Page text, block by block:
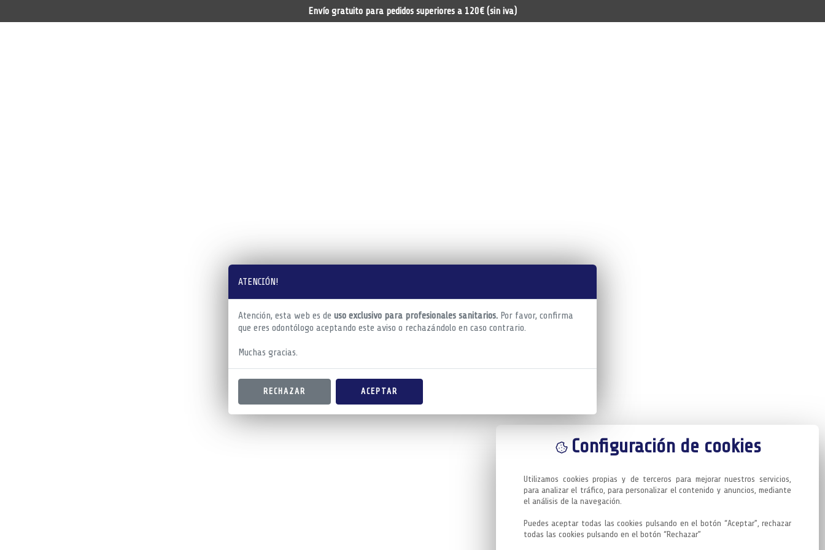
ATENCIÓN!
Atención, esta web es de uso exclusivo para profesionales sanitarios. Por favor, confirma
que eres odontólogo aceptando este aviso o rechazándolo en caso contrario.
Muchas gracias.
RECHAZAR ACEPTAR
Configuración de cookies
Utilizamos cookies propias y de terceros para mejorar nuestros servicios,
para analizar el tráfico, para personalizar el contenido y anuncios, mediante
el análisis de la navegación.
Puedes aceptar todas las cookies pulsando en el botón “Aceptar”, rechazar
todas las cookies pulsando en el botón “Rechazar”
Envío gratuito para pedidos superiores a 120€ (sin iva)